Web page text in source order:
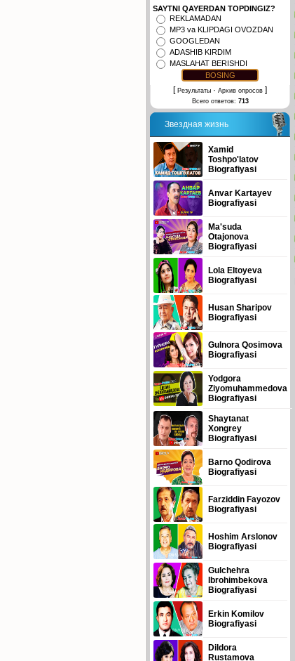
SAYTNI QAYERDAN TOPDINGIZ?
REKLAMADAN
MP3 va KLIPDAGI OVOZDAN
GOOGLEDAN
ADASHIB KIRDIM
MASLAHAT BERISHDI
[ Результаты · Архив опросов ]
Всего ответов: 713
Звездная жизнь
Xamid
Toshpo'latov
Biografiyasi
Anvar Kartayev
Biografiyasi
Ma'suda
Otajonova
Biografiyasi
Lola Eltoyeva
Biografiyasi
Husan Sharipov
Biografiyasi
Gulnora Qosimova
Biografiyasi
Yodgora
Ziyomuhammedova
Biografiyasi
Shaytanat
Xongrey
Biografiyasi
Barno Qodirova
Biografiyasi
Farziddin Fayozov
Biografiyasi
Hoshim Arslonov
Biografiyasi
Gulchehra
Ibrohimbekova
Biografiyasi
Erkin Komilov
Biografiyasi
Dildora
Rustamova